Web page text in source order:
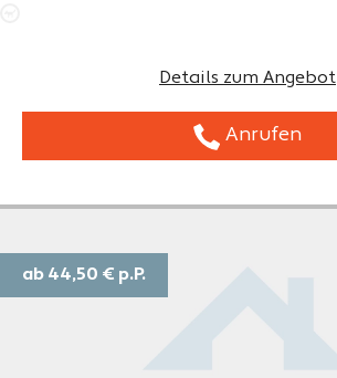
Details zum Angebot
Anrufen
ab 44,50 € p.P.